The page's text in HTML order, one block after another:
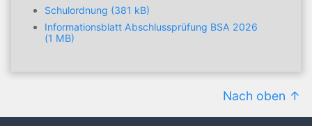
Schulordnung (381 kB)
Informationsblatt Abschlussprüfung BSA 2026
(1 MB)
Nach oben